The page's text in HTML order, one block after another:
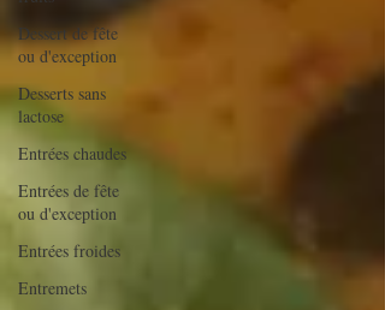
Dessert de fête
ou d'exception
Desserts sans
lactose
Entrées chaudes
Entrées de fête
ou d'exception
Entrées froides
Entremets